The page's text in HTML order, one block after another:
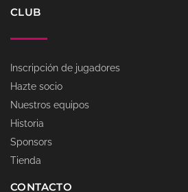
CLUB
Inscripción de jugadores
Hazte socio
Nuestros equipos
Historia
Sponsors
Tienda
CONTACTO